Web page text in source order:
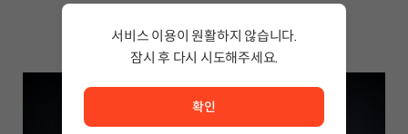
.
서비스 이용이 원활하지 않습니다.
잠시 후 다시 시도해주세요.
서비스 이용이 원활하지 않습니다. <br/> 잠시 후 다시 시도
확인